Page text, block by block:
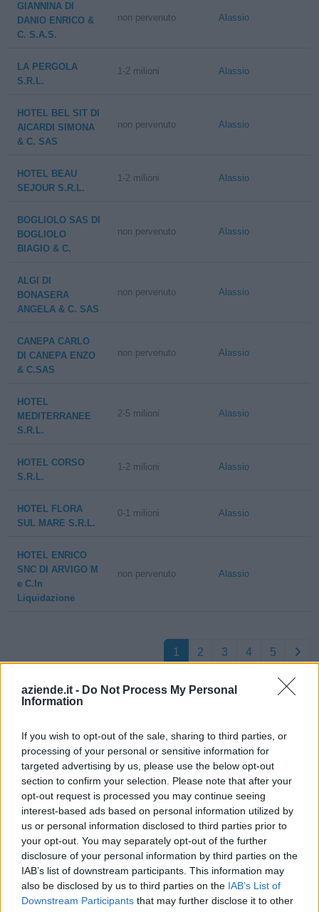
aziende.it - Do Not Process My Personal
Information
If you wish to opt-out of the sale, sharing to third parties, or
processing of your personal or sensitive information for
targeted advertising by us, please use the below opt-out
section to confirm your selection. Please note that after your
opt-out request is processed you may continue seeing
interest-based ads based on personal information utilized by
us or personal information disclosed to third parties prior to
your opt-out. You may separately opt-out of the further
disclosure of your personal information by third parties on the
IAB’s list of downstream participants. This information may
also be disclosed by us to third parties on the IAB’s List of
Downstream Participants that may further disclose it to other
GIANNINA DI
DANIO ENRICO &
C. S.A.S.
non pervenuto Alassio
LA PERGOLA
S.R.L.
1-2 milioni Alassio
HOTEL BEL SIT DI
AICARDI SIMONA
& C. SAS
non pervenuto Alassio
HOTEL BEAU
SEJOUR S.R.L.
1-2 milioni Alassio
BOGLIOLO SAS DI
BOGLIOLO
BIAGIO & C.
non pervenuto Alassio
ALGI DI
BONASERA
ANGELA & C. SAS
non pervenuto Alassio
CANEPA CARLO
DI CANEPA ENZO
& C.SAS
non pervenuto Alassio
HOTEL
MEDITERRANEE
S.R.L.
2-5 milioni Alassio
HOTEL CORSO
S.R.L.
1-2 milioni Alassio
HOTEL FLORA
SUL MARE S.R.L.
0-1 milioni Alassio
HOTEL ENRICO
SNC DI ARVIGO M
e C.In
Liquidazione
non pervenuto Alassio
1 2 3 4 5
Visualizza tutti i comuni della
provincia di Savona
Alassio (317)
Albenga (604)
Albissola Marina (56)
Albisola Superiore (93)
Altare (29)
Andora (147)